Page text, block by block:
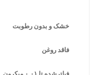
خشک و بدون رطوبت
فاقد روغن